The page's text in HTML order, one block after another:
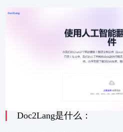
Doc2Lang是什么：